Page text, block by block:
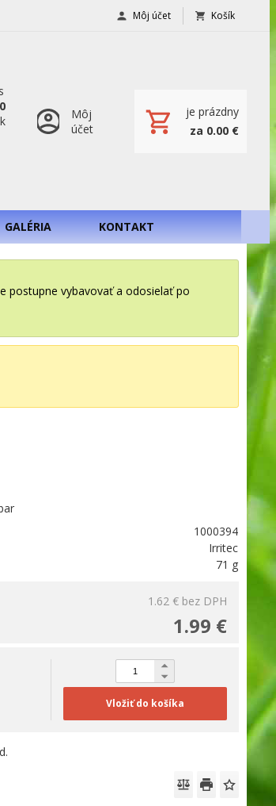
Môj účet Košík
Môj
účet
je prázdny
za 0.00 €
GALÉRIA KONTAKT
postupne vybavovať a odosielať po
1000394
Irritec
71 g
1.62 € bez DPH
1.99 €
Vložiť do košíka